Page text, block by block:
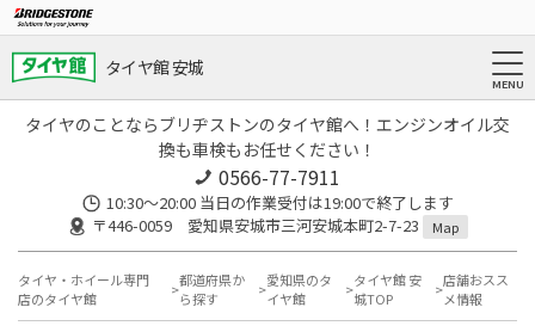
タイヤ館 安城
タイヤのことならブリヂストンのタイヤ館へ！エンジンオイル交
換も車検もお任せください！
0566-77-7911
10:30〜20:00 当日の作業受付は19:00で終了します
〒446-0059 愛知県安城市三河安城本町2-7-23
Map
タイヤ・ホイール専門
店のタイヤ館
都道府県か
ら探す
愛知県のタ
イヤ館
タイヤ館 安
城TOP
店舗おスス
メ情報